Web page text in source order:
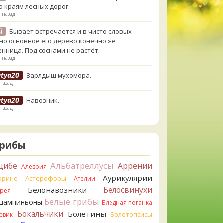
краям лесных дорог.
назад
Бывает встречается и в чисто еловых
основное его дерево конечно же
Под соснами не растёт.
назад
Зарлдыш мухомора.
Навозник.
Скорее всего он.
Что-то из рядовок. Цвета на фото вряд
Рядовка мыльная, судя по пластинкам.
сделали, что не взяли.
Подгруздок чёрный, или близкие виды
Алеврия Альбатреллусы Аррении
Астерофоры Ателии Аурикулярии
Белонавозники Белосвинухи
Белые грибы Бледная поганка
Бокальчики Болетины Болетопсисы